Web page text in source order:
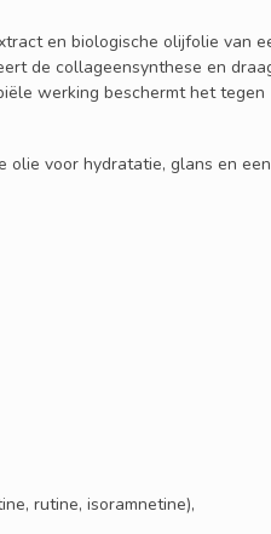
en biologische olijfolie van
de collageensynthese en
werking beschermt het tegen
olie voor hydratatie, glans en een
rutine, isoramnetine),